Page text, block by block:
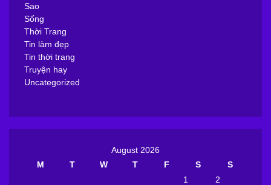
Sao
Sống
Thời Trang
Tin làm đẹp
Tin thời trang
Truyện hay
Uncategorized
August 2026
M
T W T F S
S
1
2